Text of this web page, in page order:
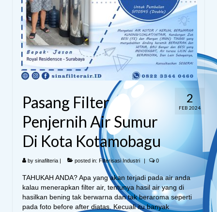
2
FEB 2024
Pasang Filter
Penjernih Air Sumur
Di Kota Kotamobagu
by sinafilteria | posted in: Filterisasi Industri | 0
TAHUKAH ANDA? Apa yang akan terjadi pada air anda
kalau menerapkan filter air, tentunya hasil air yang di
hasilkan bening tak berwarna dan tak beraroma seperti
pada foto before after diatas. Kecuali itu banyak